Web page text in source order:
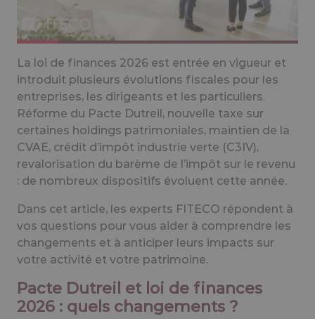
La loi de finances 2026 est entrée en vigueur et
introduit plusieurs évolutions fiscales pour les
entreprises, les dirigeants et les particuliers.
Réforme du Pacte Dutreil, nouvelle taxe sur
certaines holdings patrimoniales, maintien de la
CVAE, crédit d’impôt industrie verte (C3IV),
revalorisation du barème de l’impôt sur le revenu
: de nombreux dispositifs évoluent cette année.
Dans cet article, les experts FITECO répondent à
vos questions pour vous aider à comprendre les
changements et à anticiper leurs impacts sur
votre activité et votre patrimoine.
Pacte Dutreil et loi de finances
2026 : quels changements ?